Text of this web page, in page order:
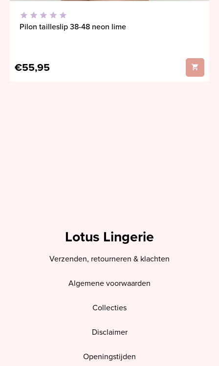
Pilon tailleslip 38-48 neon lime
€55,95
Lotus Lingerie
Verzenden, retourneren & klachten
Algemene voorwaarden
Collecties
Disclaimer
Openingstijden